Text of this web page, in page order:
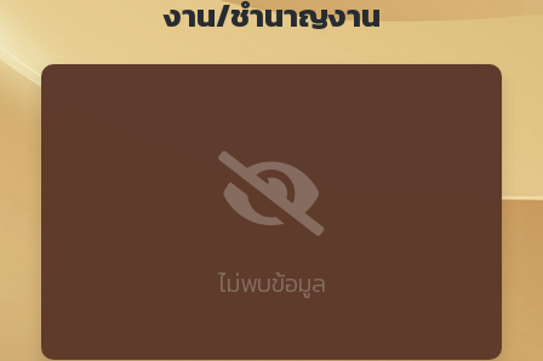
งาน/ชำนาญงาน
ไม่พบข้อมูล